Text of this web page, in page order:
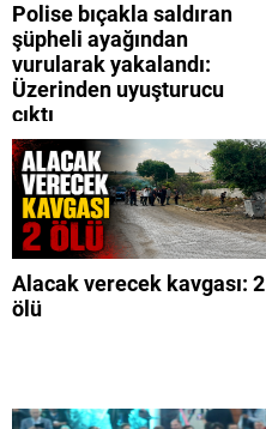
Polise bıçakla saldıran
şüpheli ayağından
vurularak yakalandı:
Üzerinden uyuşturucu
çıktı
Alacak verecek kavgası: 2
ölü